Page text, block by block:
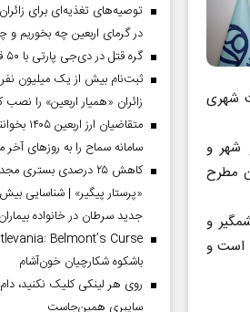
شهری
شهر و
مطرح
و
است و
در گرمای اربعین چه بخوریم و
گره قتل در دی‌جی پارتی با ۵۰ قسم باز می‌شود
ثبت‌نام بیش از یک میلیون
زائران «همیار اربعین» را نصب
متقاضیان
سامانه سماح را به روز‌های آخر
کاهش ۲۵ درصدی بستری
جدید سرطان در خانواده بیماران
باشکوه شکارچیان خون‌آشام
روی هر لینکی کلیک نکنید، دام
سایبری همین‌جاست